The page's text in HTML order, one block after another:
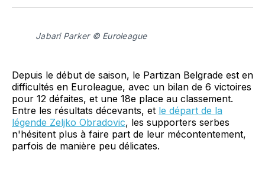
Facebook
LinkedInWhatsApp
Courriel
Jabari Parker © Euroleague
Depuis le début de saison, le Partizan Belgrade est en
difficultés en Euroleague, avec un bilan de 6 victoires
pour 12 défaites, et une 18e place au classement.
Entre les résultats décevants, et le départ de la
légende Zeljko Obradovic, les supporters serbes
n'hésitent plus à faire part de leur mécontentement,
parfois de manière peu délicates.